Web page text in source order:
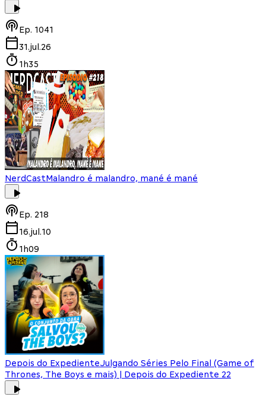
Ep. 1041
31.jul.26
1h35
NerdCastMalandro é malandro, mané é mané
Ep. 218
16.jul.10
1h09
Depois do ExpedienteJulgando Séries Pelo Final (Game of
Thrones, The Boys e mais) | Depois do Expediente 22